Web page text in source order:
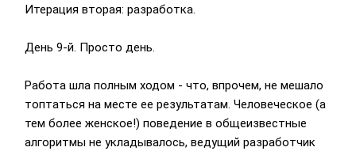
Итерация вторая: разработка.
День 9-й. Просто день.
Работа шла полным ходом - что, впрочем, не мешало
топтаться на месте ее результатам. Человеческое (а
тем более женское!) поведение в общеизвестные
алгоритмы не укладывалось, ведущий разработчик